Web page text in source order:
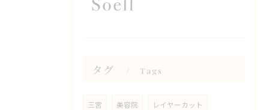
タグ Tags
三宮 美容院 レイヤーカット